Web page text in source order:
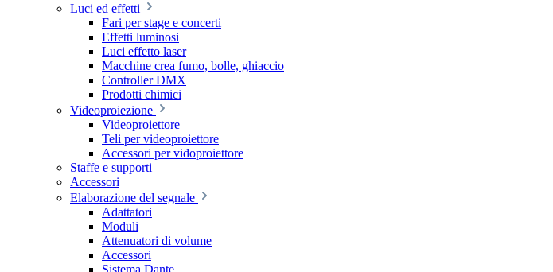
Luci ed effetti
Fari per stage e concerti
Effetti luminosi
Luci effetto laser
Macchine crea fumo, bolle, ghiaccio
Controller DMX
Prodotti chimici
Videoproiezione
Videoproiettore
Teli per videoproiettore
Accessori per vidoproiettore
Staffe e supporti
Accessori
Elaborazione del segnale
Adattatori
Moduli
Attenuatori di volume
Accessori
Sistema Dante